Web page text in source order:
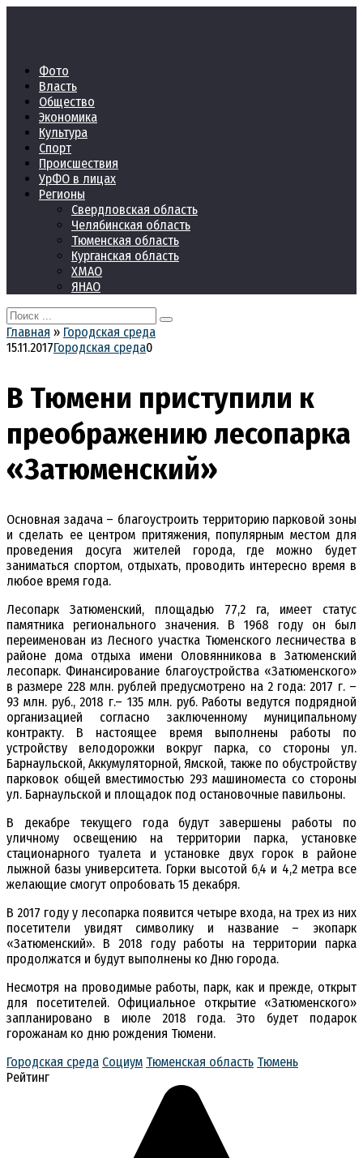
Фото
Власть
Общество
Экономика
Культура
Спорт
Происшествия
УрФО в лицах
Регионы
Свердловская область
Челябинская область
Тюменская область
Курганская область
ХМАО
ЯНАО
Search
for:
Главная » Городская среда
15.11.2017Городская среда0
В Тюмени приступили к
преображению лесопарка
«Затюменский»
Основная задача – благоустроить территорию парковой зоны
и сделать ее центром притяжения, популярным местом для
проведения досуга жителей города, где можно будет
заниматься спортом, отдыхать, проводить интересно время в
любое время года.
Лесопарк Затюменский, площадью 77,2 га, имеет статус
памятника регионального значения. В 1968 году он был
переименован из Лесного участка Тюменского лесничества в
районе дома отдыха имени Оловянникова в Затюменский
лесопарк. Финансирование благоустройства «Затюменского»
в размере 228 млн. рублей предусмотрено на 2 года: 2017 г. –
93 млн. руб., 2018 г.– 135 млн. руб. Работы ведутся подрядной
организацией согласно заключенному муниципальному
контракту. В настоящее время выполнены работы по
устройству велодорожки вокруг парка, со стороны ул.
Барнаульской, Аккумуляторной, Ямской, также по обустройству
парковок общей вместимостью 293 машиноместа со стороны
ул. Барнаульской и площадок под остановочные павильоны.
В декабре текущего года будут завершены работы по
уличному освещению на территории парка, установке
стационарного туалета и установке двух горок в районе
лыжной базы университета. Горки высотой 6,4 и 4,2 метра все
желающие смогут опробовать 15 декабря.
В 2017 году у лесопарка появится четыре входа, на трех из них
посетители увидят символику и название – экопарк
«Затюменский». В 2018 году работы на территории парка
продолжатся и будут выполнены ко Дню города.
Несмотря на проводимые работы, парк, как и прежде, открыт
для посетителей. Официальное открытие «Затюменского»
запланировано в июле 2018 года. Это будет подарок
горожанам ко дню рождения Тюмени.
Городская среда Социум Тюменская область Тюмень
Рейтинг